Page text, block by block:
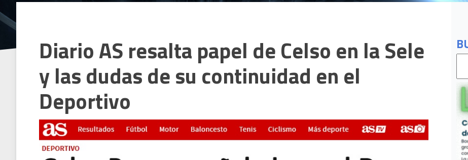
Diario AS resalta papel de Celso en la Sele
y las dudas de su continuidad en el
Deportivo